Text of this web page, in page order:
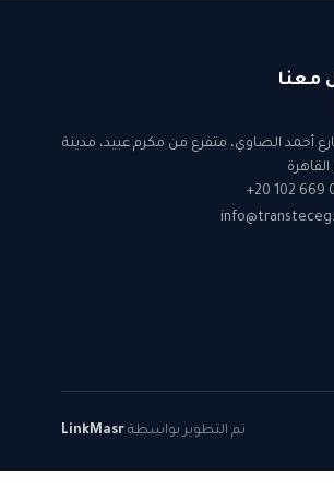
معنا
شارع أحمد الصاوي، متفرع من مكرم عبيد، مدينة
+20 102 669
تم التطوير بواسطة LinkMasr